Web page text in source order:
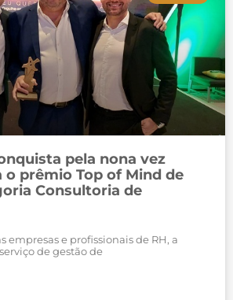
pela nona vez
prêmio Top of Mind de
Consultoria de
empresas e profissionais de RH, a
de gestão de